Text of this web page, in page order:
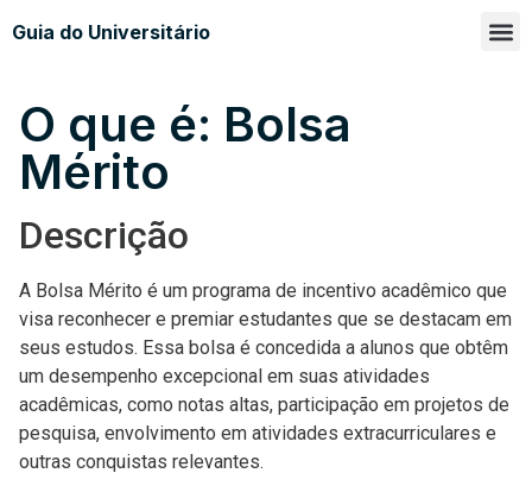
Guia do Universitário
O que é: Bolsa
Mérito
Descrição
A Bolsa Mérito é um programa de incentivo acadêmico que
visa reconhecer e premiar estudantes que se destacam em
seus estudos. Essa bolsa é concedida a alunos que obtêm
um desempenho excepcional em suas atividades
acadêmicas, como notas altas, participação em projetos de
pesquisa, envolvimento em atividades extracurriculares e
outras conquistas relevantes.